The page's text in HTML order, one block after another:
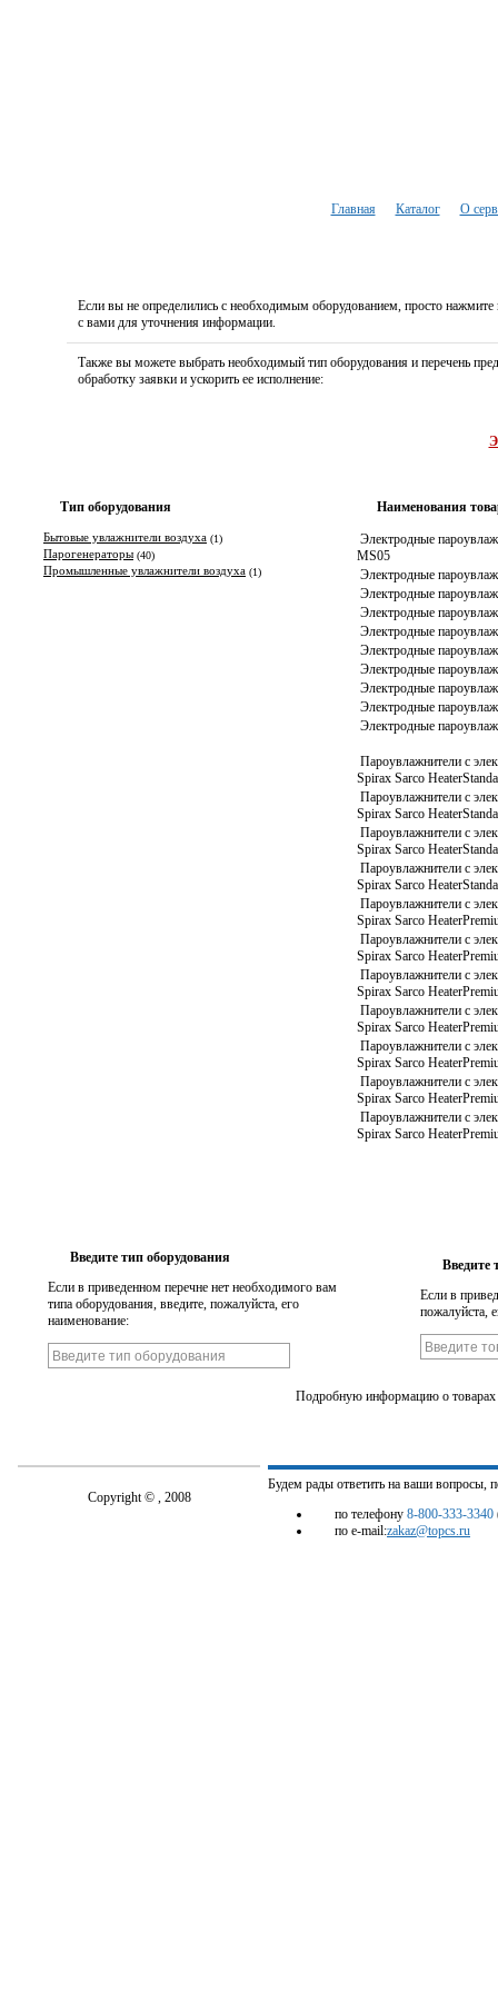
Главная Каталог О
Если вы не определились с необходимым оборудованием, просто
с вами для уточнения информации.
Также вы можете выбрать необходимый тип оборудования и перечень
обработку заявки и ускорить ее исполнение:
Тип оборудования
Бытовые увлажнители воздуха (1)
Парогенераторы (40)
Промышленные увлажнители воздуха (1)
Наименования
Электродные
MS05
Электродные
Электродные
Электродные
Электродные
Электродные
Электродные
Электродные
Электродные
Электродные
Пароувлажнители с
Spirax Sarco
Пароувлажнители с
Spirax Sarco
Пароувлажнители с
Spirax Sarco
Пароувлажнители с
Spirax Sarco
Пароувлажнители с
Spirax Sarco
Пароувлажнители с
Spirax Sarco
Пароувлажнители с
Spirax Sarco
Пароувлажнители с
Spirax Sarco
Пароувлажнители с
Spirax Sarco
Пароувлажнители с
Spirax Sarco
Пароувлажнители с
Spirax Sarco
Введите тип оборудования
Если в приведенном перечне нет необходимого вам
типа оборудования, введите, пожалуйста, его
наименование:
Введите
Если в
пожалуйста,
Подробную информацию о товарах
Copyright © , 2008
Будем рады ответить на ваши вопросы,
по телефону 8-800-333-3340
по e-mail:zakaz@topcs.ru